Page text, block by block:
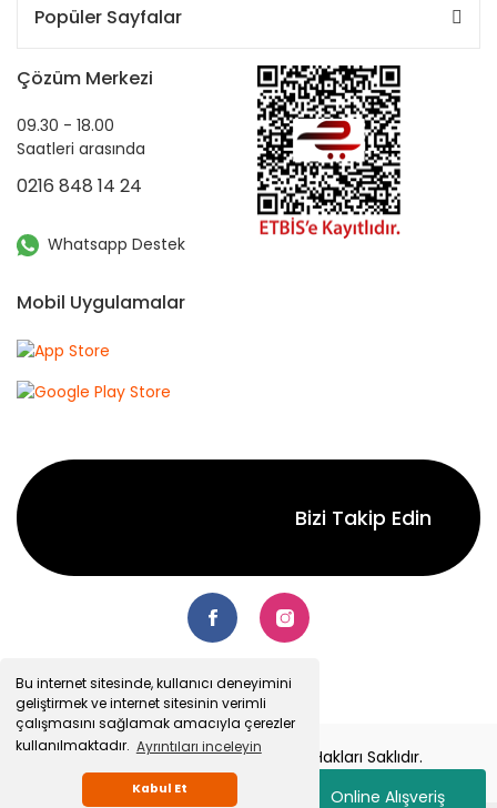
Bu internet sitesinde, kullanıcı deneyimini
geliştirmek ve internet sitesinin verimli
çalışmasını sağlamak amacıyla çerezler
kullanılmaktadır. Ayrıntıları inceleyin
Kabul Et Online Alışveriş
Popüler Sayfalar
Çözüm Merkezi
09.30 - 18.00
Saatleri arasında
0216 848 14 24
Whatsapp Destek
Mobil Uygulamalar
Bizi Takip Edin
© 2022 Senetsepet.com. Tüm Hakları Saklıdır.